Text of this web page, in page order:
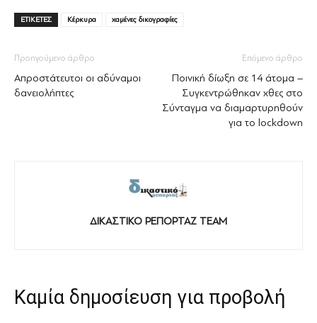
ΕΤΙΚΕΤΕΣ Κέρκυρα χαμένες δικογραφίες
Προηγούμενο άρθρο
Απροστάτευτοι οι αδύναμοι
δανειολήπτες
Επόμενο άρθρο
Ποινική δίωξη σε 14 άτομα –
Συγκεντρώθηκαν χθες στο
Σύνταγμα να διαμαρτυρηθούν
για το lockdown
ΔΙΚΑΣΤΙΚΟ ΡΕΠΟΡΤΑΖ TEAM
Καμία δημοσίευση για προβολή